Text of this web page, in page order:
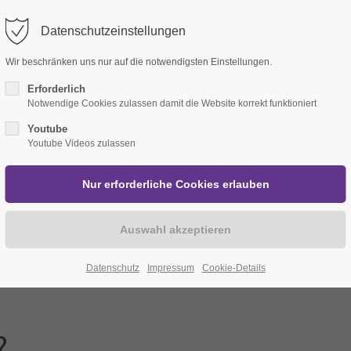
dolor sit amet:
/ 365days
support for our customers
8:00am - 5:00pm(GMT
376-293 City Road, Suite 600
Have any questions?
+44 1234 567 890
Drop us a line
info@yourdomain.com
Datenschutzeinstellungen
Wir beschränken uns nur auf die notwendigsten Einstellungen.
Erforderlich
Notwendige Cookies zulassen damit die Website korrekt funktioniert
Youtube
Youtube Videos zulassen
Datenschutz Impressum Cookie-Details